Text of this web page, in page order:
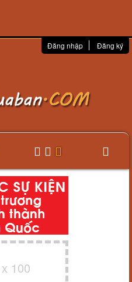
Đăng nhập Đăng ký
100